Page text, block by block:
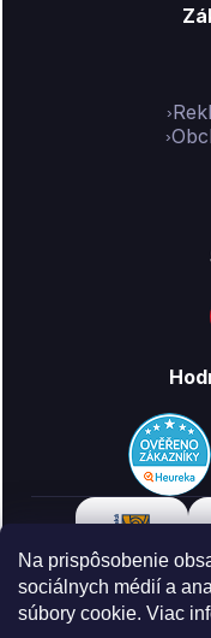
Na prispôsobenie
sociálnych médií a
súbory cookie. Viac